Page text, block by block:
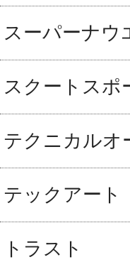
スーパーナウ
スクートスポ
テクニカルオ
テックアート
トラスト